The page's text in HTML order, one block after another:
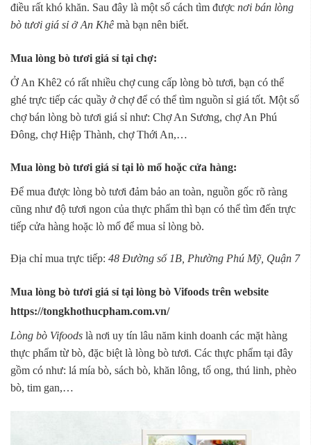
điều rất khó khăn. Sau đây là một số cách tìm được nơi bán lòng
bò tươi giá sỉ ở An Khê mà bạn nên biết.
Mua lòng bò tươi giá sỉ tại chợ:
Ở An Khê2 có rất nhiều chợ cung cấp lòng bò tươi, bạn có thể
ghé trực tiếp các quầy ở chợ để có thể tìm nguồn sỉ giá tốt. Một số
chợ bán lòng bò tươi giá sỉ như: Chợ An Sương, chợ An Phú
Đông, chợ Hiệp Thành, chợ Thới An,…
Mua lòng bò tươi giá sỉ tại lò mổ hoặc cửa hàng:
Để mua được lòng bò tươi đảm bảo an toàn, nguồn gốc rõ ràng
cũng như độ tươi ngon của thực phẩm thì bạn có thể tìm đến trực
tiếp cửa hàng hoặc lò mổ để mua sỉ lòng bò.
Địa chỉ mua trực tiếp: 48 Đường số 1B, Phường Phú Mỹ, Quận 7
Mua lòng bò tươi giá sỉ tại lòng bò Vifoods trên website
https://tongkhothucpham.com.vn/
Lòng bò Vifoods là nơi uy tín lâu năm kinh doanh các mặt hàng
thực phẩm từ bò, đặc biệt là lòng bò tươi. Các thực phẩm tại đây
gồm có như: lá mía bò, sách bò, khăn lông, tổ ong, thú linh, phèo
bò, tim gan,…